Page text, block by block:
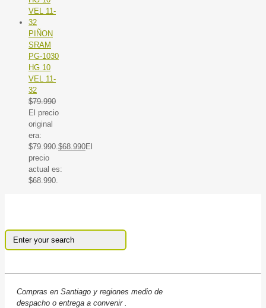
PIÑON
SRAM
PG-1030
HG 10
VEL 11-
32
$79.990
El precio
original
era:
$79.990. $68.990El
precio
actual es:
$68.990.
Compras en Santiago y regiones medio de
despacho o entrega a convenir .